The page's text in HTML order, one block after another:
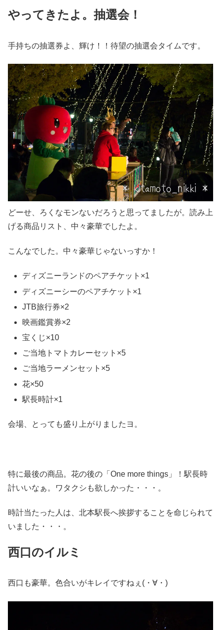
やってきたよ。抽選会！
手持ちの抽選券よ、輝け！！待望の抽選会タイムです。
どーせ、ろくなモンないだろうと思ってましたが。読み上
げる商品リスト、中々豪華でしたよ。
こんなでした。中々豪華じゃないっすか！
ディズニーランドのペアチケット×1
ディズニーシーのペアチケット×1
JTB旅行券×2
映画鑑賞券×2
宝くじ×10
ご当地トマトカレーセット×5
ご当地ラーメンセット×5
花×50
駅長時計×1
会場、とっても盛り上がりましたヨ。
特に最後の商品。花の後の「One more things」！駅長時
計いいなぁ。ワタクシも欲しかった・・・。
時計当たった人は、北本駅長へ挨拶することを命じられて
いました・・・。
西口のイルミ
西口も豪華。色合いがキレイですねぇ(・∀・)